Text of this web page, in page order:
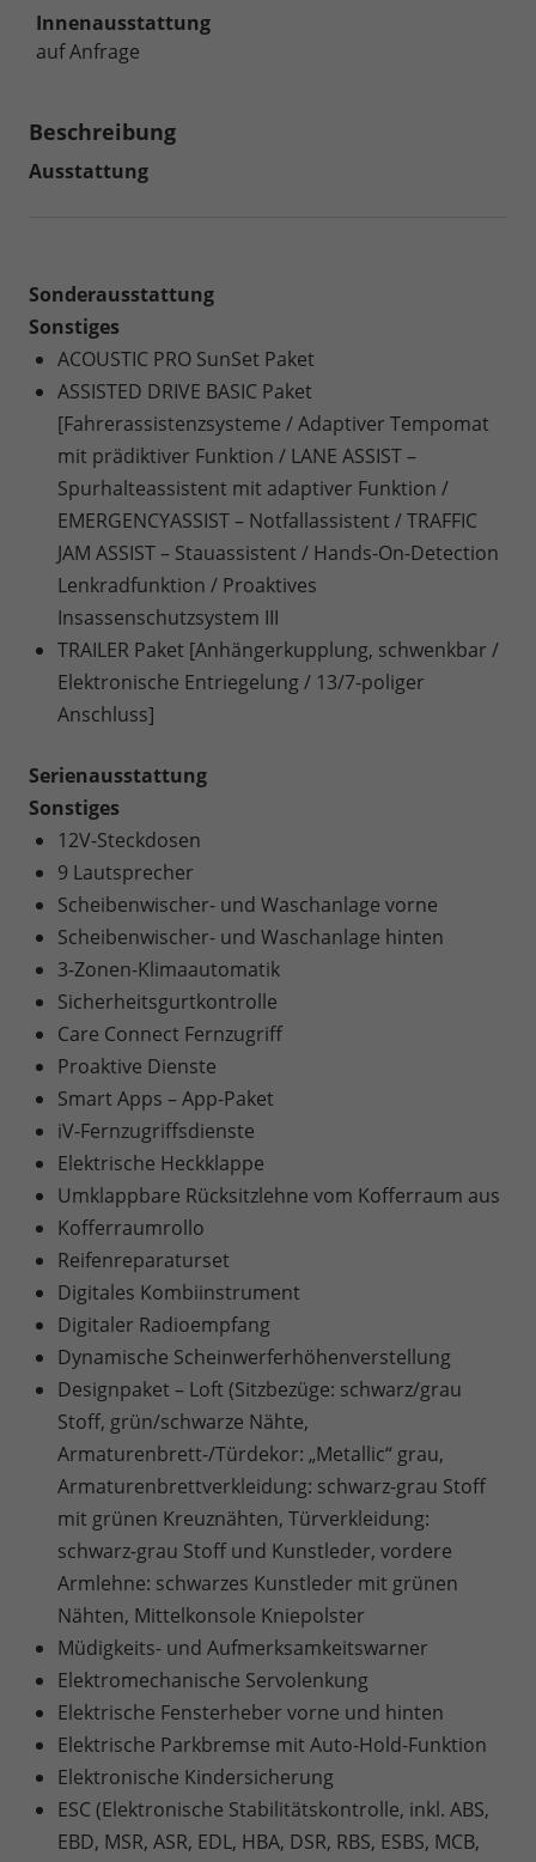
Innenausstattung
auf Anfrage
Beschreibung
Ausstattung
Sonderausstattung
Sonstiges
ACOUSTIC PRO SunSet Paket
ASSISTED DRIVE BASIC Paket
[Fahrerassistenzsysteme / Adaptiver Tempomat
mit prädiktiver Funktion / LANE ASSIST –
Spurhalteassistent mit adaptiver Funktion /
EMERGENCYASSIST – Notfallassistent / TRAFFIC
JAM ASSIST – Stauassistent / Hands-On-Detection
Lenkradfunktion / Proaktives
Insassenschutzsystem III
TRAILER Paket [Anhängerkupplung, schwenkbar /
Elektronische Entriegelung / 13/7-poliger
Anschluss]
Serienausstattung
Sonstiges
12V-Steckdosen
9 Lautsprecher
Scheibenwischer- und Waschanlage vorne
Scheibenwischer- und Waschanlage hinten
3-Zonen-Klimaautomatik
Sicherheitsgurtkontrolle
Care Connect Fernzugriff
Proaktive Dienste
Smart Apps – App-Paket
iV-Fernzugriffsdienste
Elektrische Heckklappe
Umklappbare Rücksitzlehne vom Kofferraum aus
Kofferraumrollo
Reifenreparaturset
Digitales Kombiinstrument
Digitaler Radioempfang
Dynamische Scheinwerferhöhenverstellung
Designpaket – Loft (Sitzbezüge: schwarz/grau
Stoff, grün/schwarze Nähte,
Armaturenbrett-/Türdekor: „Metallic“ grau,
Armaturenbrettverkleidung: schwarz-grau Stoff
mit grünen Kreuznähten, Türverkleidung:
schwarz-grau Stoff und Kunstleder, vordere
Armlehne: schwarzes Kunstleder mit grünen
Nähten, Mittelkonsole Kniepolster
Müdigkeits- und Aufmerksamkeitswarner
Elektromechanische Servolenkung
Elektrische Fensterheber vorne und hinten
Elektrische Parkbremse mit Auto-Hold-Funktion
Elektronische Kindersicherung
ESC (Elektronische Stabilitätskontrolle, inkl. ABS,
EBD, MSR, ASR, EDL, HBA, DSR, RBS, ESBS, MCB,